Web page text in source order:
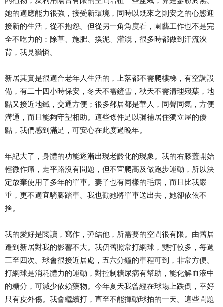
她的適應能力很強，接受新環境，同時以既來之則安之的心態迎
接新的生活，從不抱怨。但從另一角角度看，園藝工作也不是完
全不吃力的：除草、施肥、換泥、灌溉，很多時都做到汗流浹
背，我見猶憐。
新居其實是很適合老年人生活的，上落都不需爬樓梯，有空調設
備，有二十四小時保安，冬天不需鏟雪，秋天不需清理殘葉，地
點又接近地鐵，交通方便；很多鄰居都是華人，同聲同氣，方便
溝通，而且能夠守望相助。這些條件足以彌補居住獨立屋的優
點，我們感到滿足，可安心在此度過晚年。
年紀大了，身體的功能逐漸出現老齡化的現象。我的右膝蓋開始
輕微作痛，走平路沒有問題，但不宜爬高及做跑步運動，所以決
定放棄使用了多年的單車。妻子也有同樣的毛病，而且比我嚴
重，更不適宜騎腳踏車。我也勸她將單車送出去，她卻依依不
捨。
我的愛好是閲讀，寫作，彈結他，所需要的空間很有限。由舊居
遷到新居對我的影響不大。我仍舊照常打網球，雙打較多，每週
三至四次。球會很接近居處，五六分鐘的車程可到，非常方便。
打網球是消耗體力的運動，對控制糖尿病有幫助，能化解血液中
的糖分，可減少依賴藥物。今年夏天我曾經在球場上跌倒，幸好
只有皮外傷。我會繼續打，直至不能揮動球拍的一天。這些問題